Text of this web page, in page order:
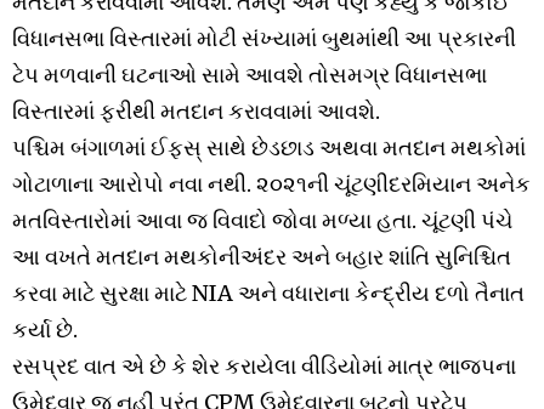
વિધાનસભા વિસ્તારમાંમોટીસંખ્યામાંબુથમાંથીઆ પ્રકારની
ટેપ મળવાનીઘટનાઓ સામે આવશે તોસમગ્ર વિધાનસભા
વિસ્તારમાંફરીથીમતદાનકરાવવામાંઆવશે.
પશ્ચિમ બંગાળમાંઈફસ્ સાથે છેડછાડઅથવામતદાનમથકોમાં
ગોટાળાનાઆરોપો નવાનથી. ૨૦૨૧નીચૂંટણીદરમિયાનઅનેક
મતવિસ્તારોમાંઆવાજ વિવાદો જોવામળ્યાહતા. ચૂંટણીપંચે
આ વખતેમતદાનમથકોનીઅંદરઅનેબહારશાંતિસુનિશ્ચિત
કરવામાટેસુરક્ષામાટેNIAઅનેવધારાનાકેન્દ્રીય દળો તૈનાત
કર્યાછે.
રસપ્રદવાતએછેકે શેરકરાયેલાવીડિયોમાંમાત્રભાજપના
ઉમેદવારજનહીંપરંતુ CPMઉમેદવારનાબટનો પરટેપ